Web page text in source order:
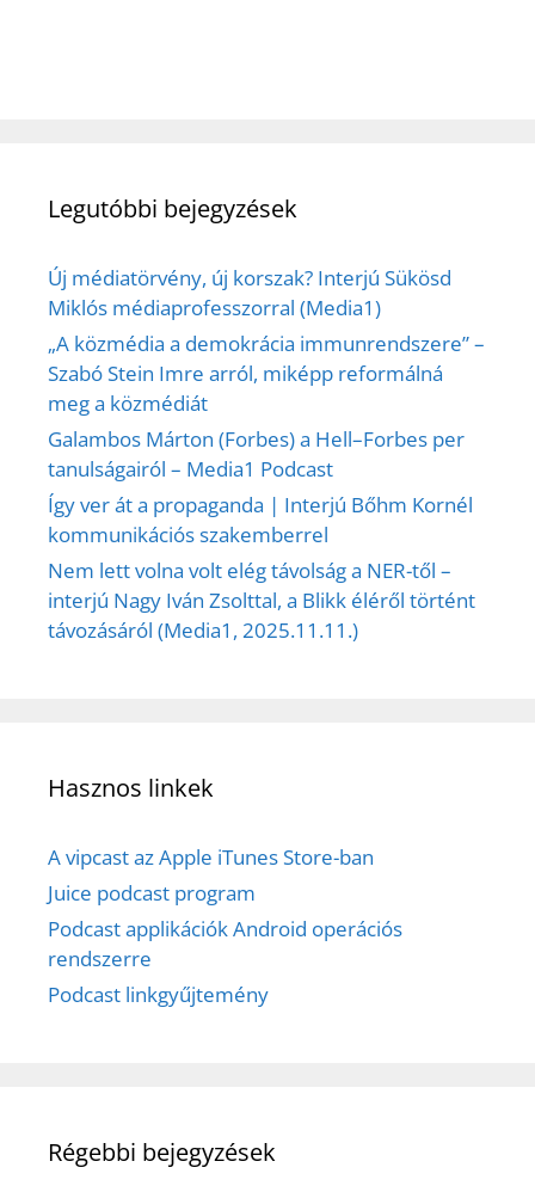
Legutóbbi bejegyzések
Új médiatörvény, új korszak? Interjú Sükösd
Miklós médiaprofesszorral (Media1)
„A közmédia a demokrácia immunrendszere” –
Szabó Stein Imre arról, miképp reformálná
meg a közmédiát
Galambos Márton (Forbes) a Hell–Forbes per
tanulságairól – Media1 Podcast
Így ver át a propaganda | Interjú Bőhm Kornél
kommunikációs szakemberrel
Nem lett volna volt elég távolság a NER-től –
interjú Nagy Iván Zsolttal, a Blikk éléről történt
távozásáról (Media1, 2025.11.11.)
Hasznos linkek
A vipcast az Apple iTunes Store-ban
Juice podcast program
Podcast applikációk Android operációs
rendszerre
Podcast linkgyűjtemény
Régebbi bejegyzések